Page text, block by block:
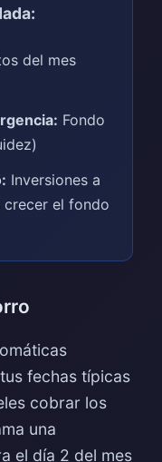
del mes
Fondo
Inversiones a
crecer el fondo
fechas típicas
cobrar los
una
el día 2 del mes